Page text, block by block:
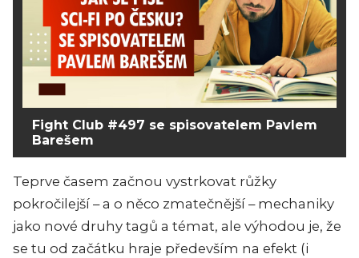
Fight Club #497 se spisovatelem Pavlem
Barešem
Teprve časem začnou vystrkovat růžky
pokročilejší – a o něco zmatečnější – mechaniky
jako nové druhy tagů a témat, ale výhodou je, že
se tu od začátku hraje především na efekt (i